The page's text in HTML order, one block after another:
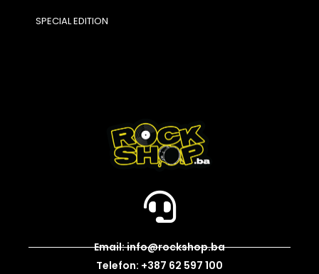
SPECIAL EDITION
Email: info@rockshop.ba
Telefon: +387 62 597 100